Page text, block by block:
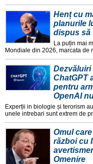
Henț cu
planurile
dispus să
La puțin mai
Mondiale din 2026, marcata de
Dezvăluiri
ChatGPT
pentru
OpenAI
Experții in biologie și terorism
unele intrebari sunt extrem de
Omul
război cu
Omenire